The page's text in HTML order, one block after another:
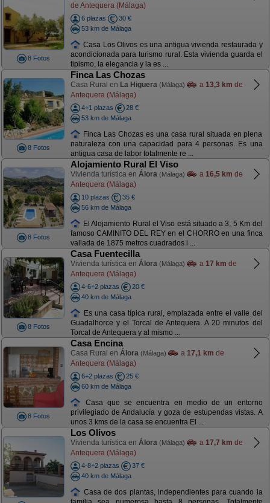
8 Fotos
de Antequera (Málaga)
6 plazas
30 €
53 km de Málaga
Casa Los Olivos es una antigua vivienda restaurada y
acondicionada para turismo rural. Esta vivienda guarda el
tipismo, la elegancia y la es ...
8 Fotos
Finca Las Chozas
Casa Rural en La Higuera (Málaga) a 13,3 km de
Antequera (Málaga)
4+1 plazas
28 €
53 km de Málaga
Finca Las Chozas es una casa rural situada en plena
naturaleza con una capacidad para 4 personas. Es una
antigua casa de labor totalmente re ...
8 Fotos
Alojamiento Rural El Viso
Vivienda turística en Álora (Málaga) a 16,5 km de
Antequera (Málaga)
10 plazas
35 €
56 km de Málaga
El Alojamiento Rural el Viso está situado a 3, 5 Km del
famoso CAMINITO DEL REY en el CHORRO en una finca
vallada de 1875 metros cuadrados i ...
8 Fotos
Casa Fuentecilla
Vivienda turística en Álora (Málaga) a 17 km de
Antequera (Málaga)
4-6+2 plazas
20 €
40 km de Málaga
Es una casa típica rural, emplazada entre el valle del
Guadalhorce y el Torcal de Antequera. A 20 minutos del
Torcal de Antequera y al mismo ...
8 Fotos
Casa Encina
Casa Rural en Álora (Málaga) a 17,1 km de
Antequera (Málaga)
6+2 plazas
25 €
60 km de Málaga
Casa que se encuentra en medio de un entorno
privilegiado de Andalucía y goza de estupendas vistas. A
unos 3 kms de la casa se encuentra El ...
Los Olivos
Vivienda turística en Álora (Málaga) a 17,7 km de
Antequera (Málaga)
4-8+2 plazas
37 €
40 km de Málaga
Casa de dos plantas, independientes para cuando la